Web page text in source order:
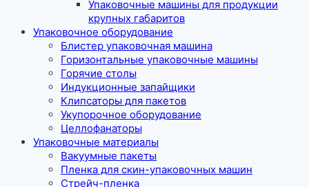
Упаковочные машины для продукции
крупных габаритов
Упаковочное оборудование
Блистер упаковочная машина
Горизонтальные упаковочные машины
Горячие столы
Индукционные запайщики
Клипсаторы для пакетов
Укупорочное оборудование
Целлофанаторы
Упаковочные материалы
Вакуумные пакеты
Пленка для скин-упаковочных машин
Стрейч-пленка